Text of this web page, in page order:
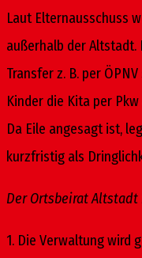
Laut Elternausschuss
außerhalb der
Transfer z. B. per
Kinder die Kita per
Da Eile angesagt ist,
kurzfristig als
Der Ortsbeirat
1. Die Verwaltung wird